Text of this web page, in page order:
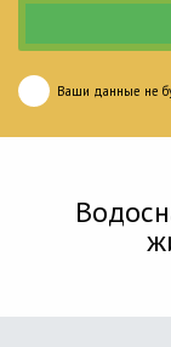
Ваши данные не